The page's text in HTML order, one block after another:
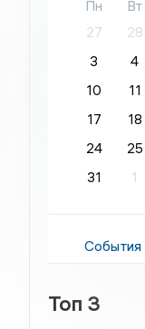
Пн Вт
27
28
3
4
10
11
17
18
24
25
31
1
Топ 3